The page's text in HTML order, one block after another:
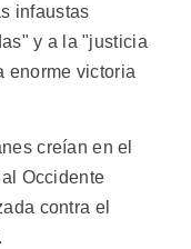
infaustas
y a la "justicia
enorme victoria
creían en el
Occidente
contra el